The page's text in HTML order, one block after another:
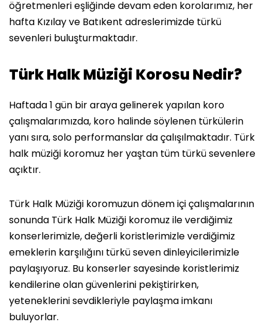
öğretmenleri eşliğinde devam eden korolarımız, her
hafta Kızılay ve Batıkent adreslerimizde türkü
sevenleri buluşturmaktadır.
Türk Halk Müziği Korosu Nedir?
Haftada 1 gün bir araya gelinerek yapılan koro
çalışmalarımızda, koro halinde söylenen türkülerin
yanı sıra, solo performanslar da çalışılmaktadır. Türk
halk müziği koromuz her yaştan tüm türkü sevenlere
açıktır.
Türk Halk Müziği koromuzun dönem içi çalışmalarının
sonunda Türk Halk Müziği koromuz ile verdiğimiz
konserlerimizle, değerli koristlerimizle verdiğimiz
emeklerin karşılığını türkü seven dinleyicilerimizle
paylaşıyoruz. Bu konserler sayesinde koristlerimiz
kendilerine olan güvenlerini pekiştirirken,
yeteneklerini sevdikleriyle paylaşma imkanı
buluyorlar.